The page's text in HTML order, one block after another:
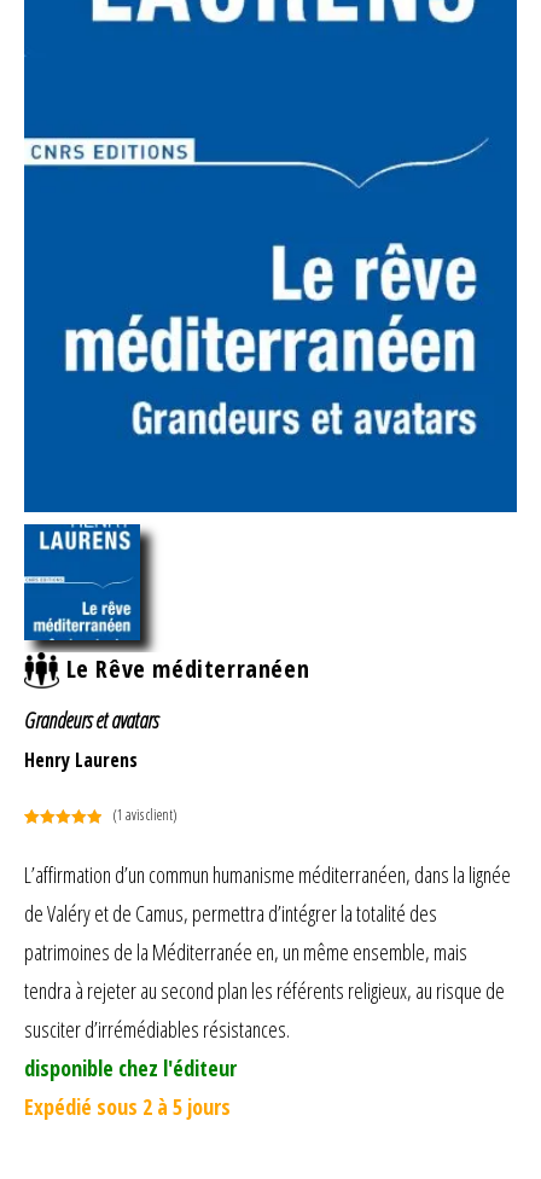
Le Rêve méditerranéen
Grandeurs et avatars
Henry Laurens
basé sur
notation
(1 avis client)
L’affirmation d’un commun humanisme méditerranéen, dans la lignée
de Valéry et de Camus, permettra d’intégrer la totalité des
patrimoines de la Méditerranée en, un même ensemble, mais
tendra à rejeter au second plan les référents religieux, au risque de
susciter d’irrémédiables résistances.
disponible chez l'éditeur
Expédié sous 2 à 5 jours